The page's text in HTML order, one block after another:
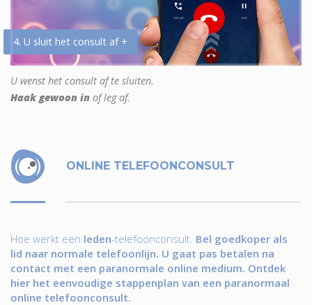
4. U sluit het consult af +
U wenst het consult af te sluiten.
Haak gewoon in of leg af.
ONLINE TELEFOONCONSULT
Hoe werkt een leden-telefoonconsult. Bel goedkoper als
lid naar normale telefoonlijn. U gaat pas betalen na
contact met een paranormale online medium. Ontdek
hier het eenvoudige stappenplan van een paranormaal
online telefoonconsult.